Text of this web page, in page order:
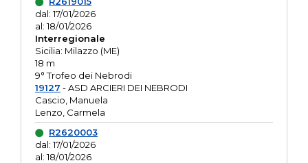
dal: 17/01/2026
al: 18/01/2026
Interregionale
Sicilia: Milazzo (ME)
18 m
9° Trofeo dei Nebrodi
19127 - ASD ARCIERI DEI NEBRODI
Cascio, Manuela
Lenzo, Carmela
R2620003
dal: 17/01/2026
al: 18/01/2026